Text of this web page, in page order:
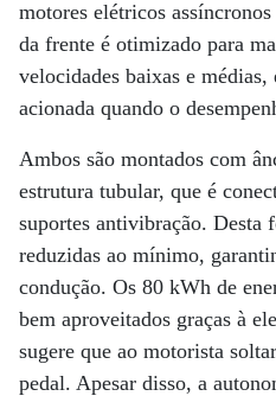
motores elétricos
da frente é otimizado para
velocidades baixas e
acionada quando o
Ambos são montados com
estrutura tubular, que é
suportes antivibração. Desta
reduzidas ao mínimo,
condução. Os 80 kWh de
bem aproveitados graças à
sugere que ao motorista
pedal. Apesar disso, a